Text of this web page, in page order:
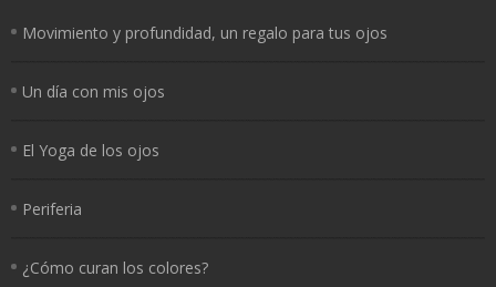
Movimiento y profundidad, un regalo para tus ojos
Un día con mis ojos
El Yoga de los ojos
Periferia
¿Cómo curan los colores?